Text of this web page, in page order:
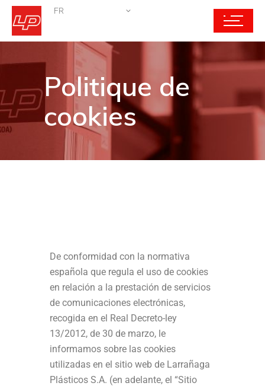
FR
Politique de
cookies
De conformidad con la normativa
española que regula el uso de cookies
en relación a la prestación de servicios
de comunicaciones electrónicas,
recogida en el Real Decreto-ley
13/2012, de 30 de marzo, le
informamos sobre las cookies
utilizadas en el sitio web de Larrañaga
Plásticos S.A. (en adelante, el “Sitio